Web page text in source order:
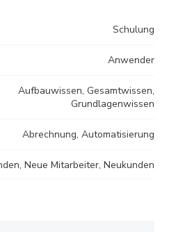
Schulung
Anwender
Aufbauwissen, Gesamtwissen,
Grundlagenwissen
Abrechnung, Automatisierung
Neue Mitarbeiter, Neukunden